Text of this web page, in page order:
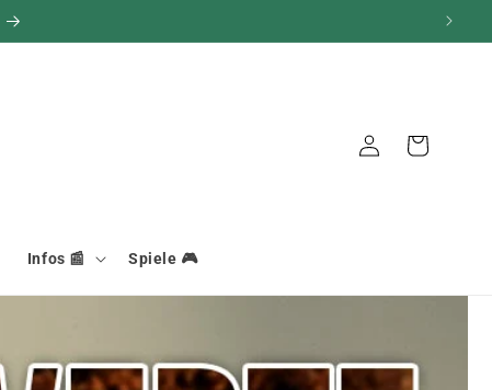
Infos 📰 Spiele 🎮
VerbindungWarenkorb